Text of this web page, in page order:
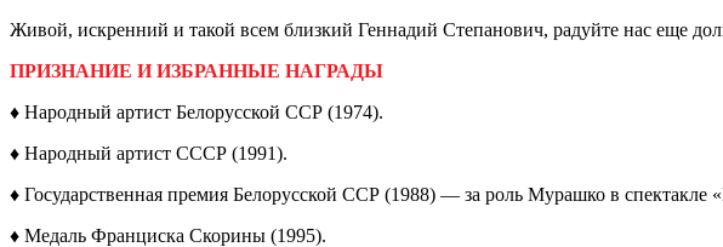
Живой, искренний и такой всем близкий Геннадий Степанович, радуйте нас еще
ПРИЗНАНИЕ И ИЗБРАННЫЕ НАГРАДЫ
♦ Народный артист Белорусской ССР (1974).
♦ Народный артист СССР (1991).
♦ Государственная премия Белорусской ССР (1988) — за роль Мурашко в спектакле
♦ Медаль Франциска Скорины (1995).